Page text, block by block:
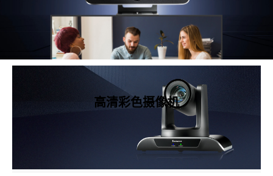
高清彩色摄像机